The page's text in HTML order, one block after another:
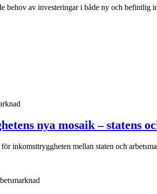
behov av investeringar i både ny och befintlig
nya mosaik – statens
inkomsttryggheten mellan staten och